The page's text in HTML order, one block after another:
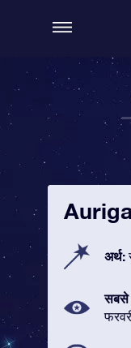
Auriga
अर्थ:
सबसे